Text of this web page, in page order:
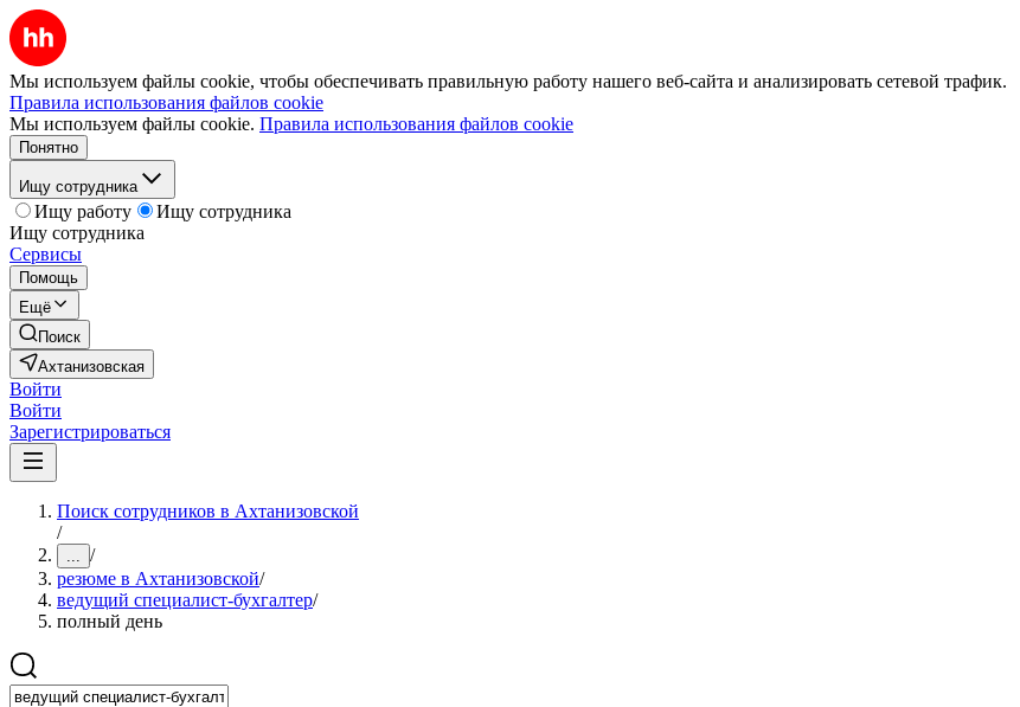
Мы используем файлы cookie, чтобы обеспечивать правильную работу нашего веб-сайта и анализировать сетевой трафик.
Правила использования файлов cookie
Мы используем файлы cookie. Правила использования файлов cookie
Понятно
Ищу сотрудника
Ищу работу
Ищу сотрудника
Ищу сотрудника
Сервисы
Помощь
Ещё
Поиск
Ахтанизовская
Войти
Войти
Зарегистрироваться
Поиск сотрудников в Ахтанизовской
/
... /
резюме в Ахтанизовской/
ведущий специалист-бухгалтер/
полный день